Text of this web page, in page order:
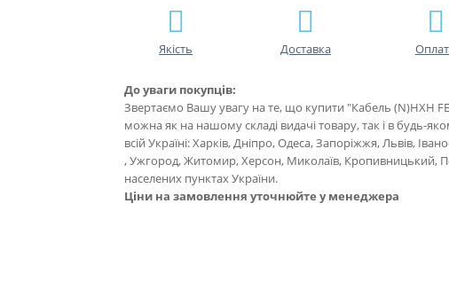
Якість Доставка
До уваги покупців:
Звертаємо Вашу увагу на те, що купити "Кабель (N)HXH
можна як на нашому складі видачі товару, так і в будь-
всій Україні: Харків, Дніпро, Одеса, Запоріжжя, Львів,
, Ужгород, Житомир, Херсон, Миколаїв, Кропивницький,
населених пунктах України.
Ціни на замовлення уточнюйте у менеджера